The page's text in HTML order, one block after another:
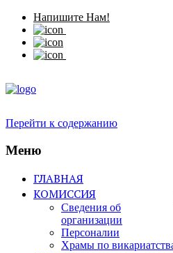
Напишите Нам!
Перейти к содержанию
Меню
ГЛАВНАЯ
КОМИССИЯ
Сведения об
организации
Персоналии
Храмы по